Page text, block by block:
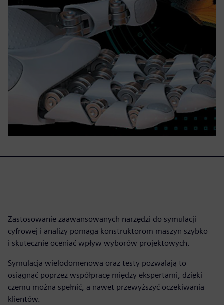
Zastosowanie zaawansowanych narzędzi do symulacji
cyfrowej i analizy pomaga konstruktorom maszyn szybko
i skutecznie oceniać wpływ wyborów projektowych.
Symulacja wielodomenowa oraz testy pozwalają to
osiągnąć poprzez współpracę między ekspertami, dzięki
czemu można spełnić, a nawet przewyższyć oczekiwania
klientów.